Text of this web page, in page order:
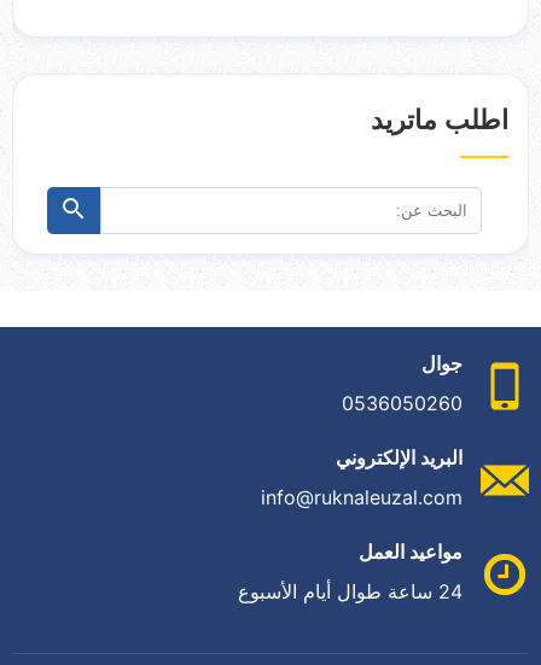
اطلب ماتريد
البحث
عن:
ابحث
جوال
0536050260
البريد الإلكتروني
info@ruknaleuzal.com
مواعيد العمل
24 ساعة طوال أيام الأسبوع